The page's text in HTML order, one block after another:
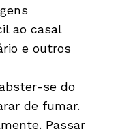
ao casal
e outros
se do
de fumar.
Passar